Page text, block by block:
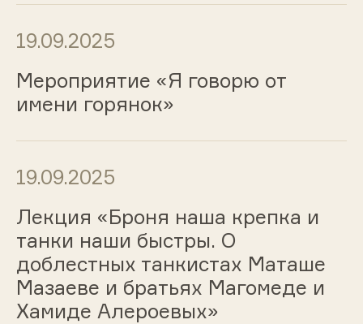
19.09.2025
Мероприятие «Я говорю от
имени горянок»
19.09.2025
Лекция «Броня наша крепка и
танки наши быстры. О
доблестных танкистах Маташе
Мазаеве и братьях Магомеде и
Хамиде Алероевых»